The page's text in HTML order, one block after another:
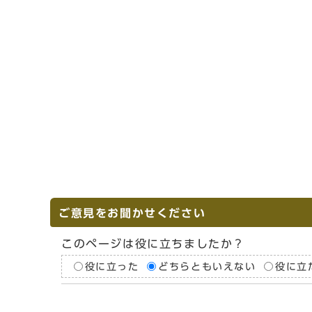
ご意見をお聞かせください
このページは役に立ちましたか？
役に立った どちらともいえない 役に立